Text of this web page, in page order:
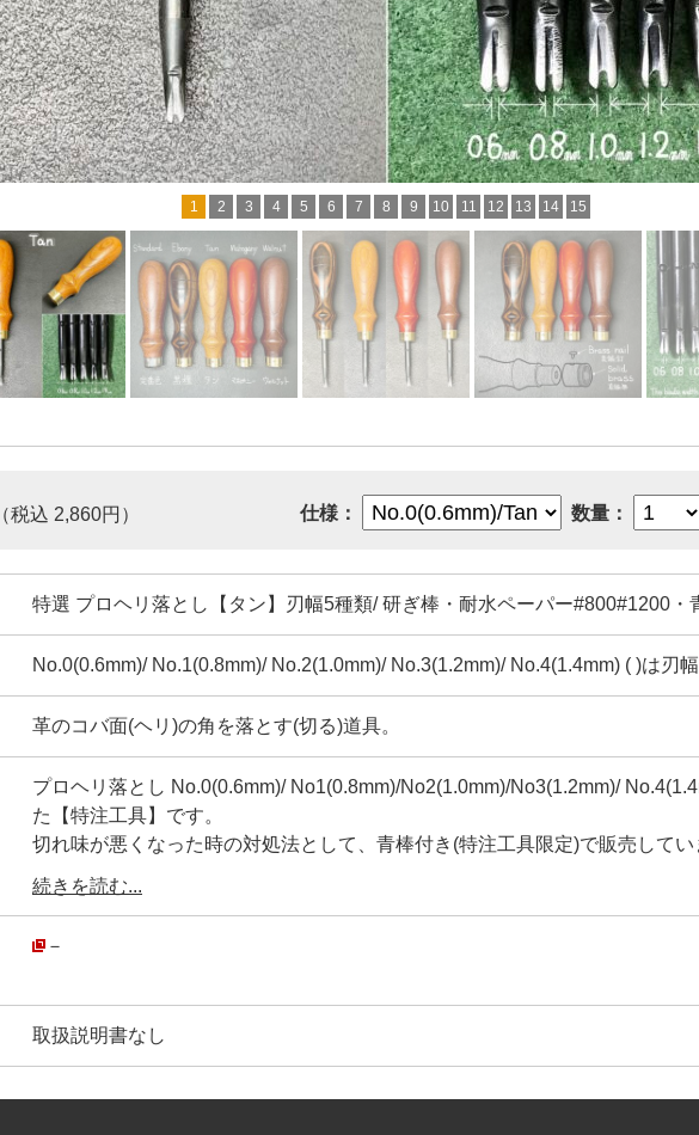
1 2 3 4 5 6 7 8 9 10 11 12 13 14 15
（税込 2,860円） 仕様： 数量：
特選 プロヘリ落とし【タン】刃幅5種類/ 研ぎ棒・耐水ペーパー#800#1200・
No.0(0.6mm)/ No.1(0.8mm)/ No.2(1.0mm)/ No.3(1.2mm)/ No.4(1.4mm) ( )は刃幅
革のコバ面(ヘリ)の角を落とす(切る)道具。
プロヘリ落とし No.0(0.6mm)/ No1(0.8mm)/No2(1.0mm)/No3(1.2mm)/
た【特注工具】です。
切れ味が悪くなった時の対処法として、青棒付き(特注工具限定)で販売してい
他には無い、自分だけのオリジナル工具として、是非お使い下さい。
2. 自分で簡単に刃研ぎが出来る様にする事。
3. 最初から刃研ぎ工具も付けての販売にする事。
4. 更に細かいニーズに対応する為に、No.0(0.6mm)/ No.4(1.4mm)の刃幅を増
続きを読む...
－
取扱説明書なし